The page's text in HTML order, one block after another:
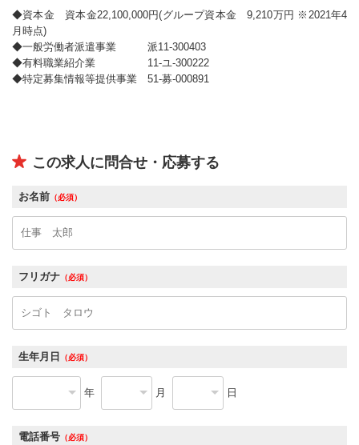
◆資本金 資本金22,100,000円(グループ資本金 9,210万円 ※2021年4
月時点)
◆一般労働者派遣事業 派11-300403
◆有料職業紹介業 11-ユ-300222
◆特定募集情報等提供事業 51-募-000891
この求人に問合せ・応募する
お名前 （必須）
フリガナ （必須）
生年月日 （必須）
年 月 日
電話番号 （必須）